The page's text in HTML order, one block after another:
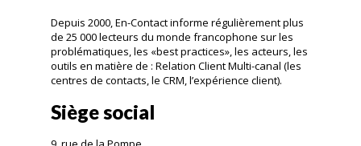
Depuis 2000, En-Contact informe régulièrement plus
de 25 000 lecteurs du monde francophone sur les
problématiques, les «best practices», les acteurs, les
outils en matière de : Relation Client Multi-canal (les
centres de contacts, le CRM, l’expérience client).
Siège social